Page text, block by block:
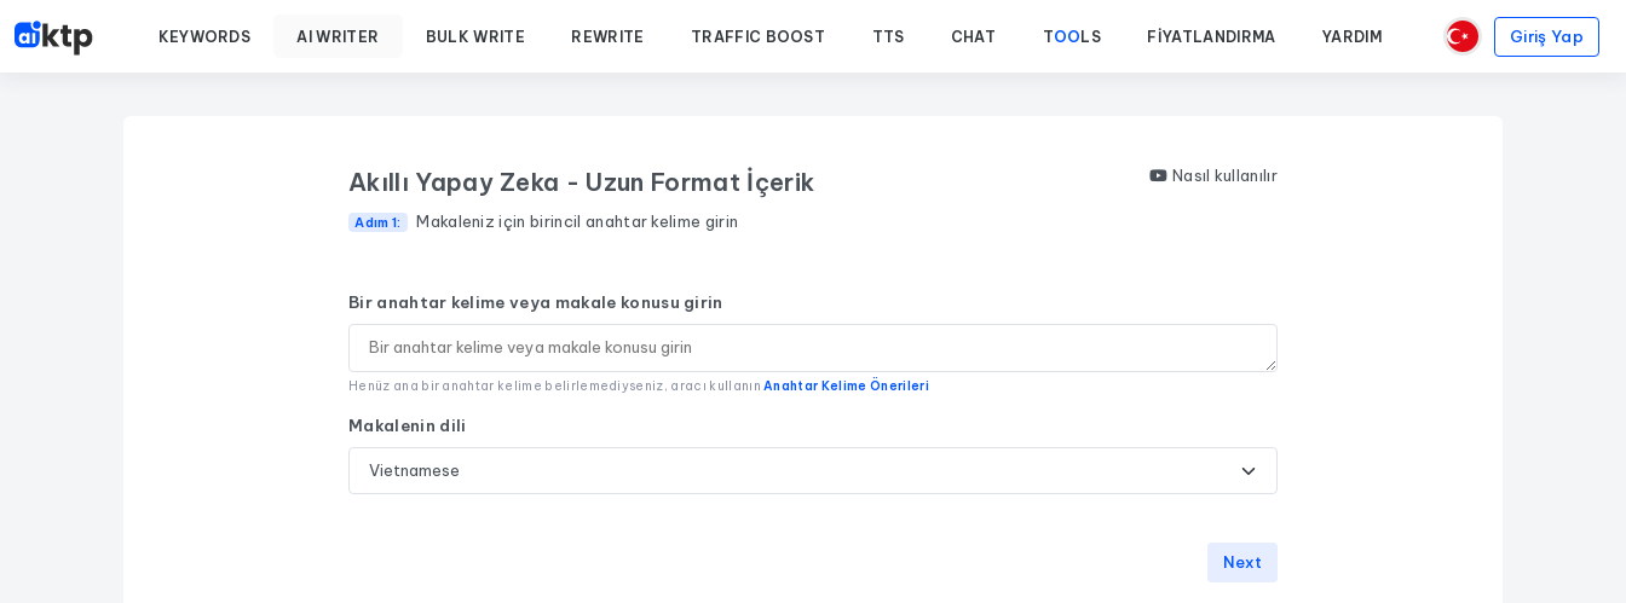
KEYWORDS AI WRITER BULK WRITE REWRITE TRAFFIC BOOST TTS CHAT TOO LS FIYATLANDIRMA YARDIM Giriş Yap
Akıllı Yapay Zeka - Uzun Format İçerik Nasıl kullanılır
Adım 1: Makaleniz için birincil anahtar kelime girin
Bir anahtar kelime veya makale konusu girin
Henüz ana bir anahtar kelime belirlemediyseniz, aracı kullanınAnahtar Kelime Önerileri
Makalenin dili
Next